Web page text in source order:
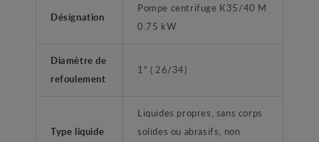
Désignation
Pompe centrifuge K35/40 M
0.75 kW
Diamètre de
refoulement
1" ( 26/34)
Type liquide
Liquides propres, sans corps
solides ou abrasifs, non